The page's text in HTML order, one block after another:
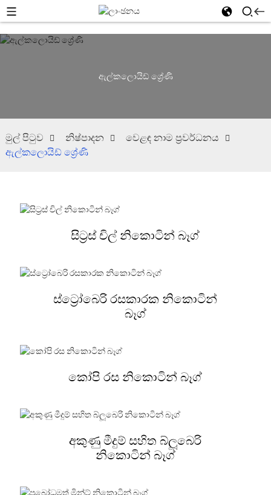
ඇල්කලොයිඩ් ශ්‍රේණි
මුල් පිටුව නිෂ්පාදන
වෙළඳ නාම ප්‍රවර්ධනය
ඇල්කලොයිඩ් ශ්‍රේණි
සිට්‍රස් චිල් නිකොටින් බෑග්
ස්ට්‍රෝබෙරි රසකාරක නිකොටින්
බෑග්
කෝපි රස නිකොටින් බෑග්
අකුණු මීදුම් සහිත බ්ලූබෙරි
නිකොටින් බෑග්